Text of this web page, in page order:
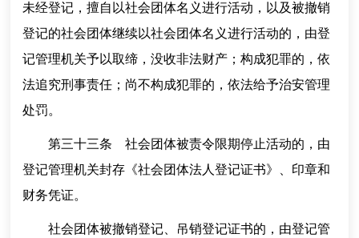
未经登记，擅自以社会团体名义进行活动，以及被撤销
登记的社会团体继续以社会团体名义进行活动的，由登
记管理机关予以取缔，没收非法财产；构成犯罪的，依
法追究刑事责任；尚不构成犯罪的，依法给予治安管理
处罚。
第三十三条 社会团体被责令限期停止活动的，由
登记管理机关封存《社会团体法人登记证书》、印章和
财务凭证。
社会团体被撤销登记、吊销登记证书的，由登记管